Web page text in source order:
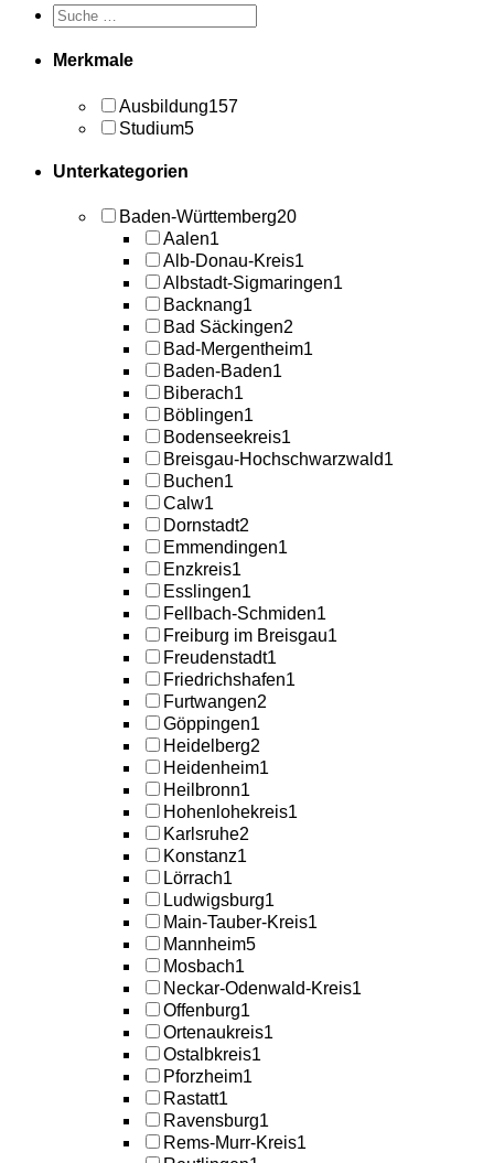
Merkmale
Ausbildung157
Studium5
Unterkategorien
Baden-Württemberg20
Aalen1
Alb-Donau-Kreis1
Albstadt-Sigmaringen1
Backnang1
Bad Säckingen2
Bad-Mergentheim1
Baden-Baden1
Biberach1
Böblingen1
Bodenseekreis1
Breisgau-Hochschwarzwald1
Buchen1
Calw1
Dornstadt2
Emmendingen1
Enzkreis1
Esslingen1
Fellbach-Schmiden1
Freiburg im Breisgau1
Freudenstadt1
Friedrichshafen1
Furtwangen2
Göppingen1
Heidelberg2
Heidenheim1
Heilbronn1
Hohenlohekreis1
Karlsruhe2
Konstanz1
Lörrach1
Ludwigsburg1
Main-Tauber-Kreis1
Mannheim5
Mosbach1
Neckar-Odenwald-Kreis1
Offenburg1
Ortenaukreis1
Ostalbkreis1
Pforzheim1
Rastatt1
Ravensburg1
Rems-Murr-Kreis1